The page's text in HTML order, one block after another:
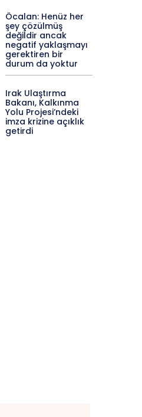
Öcalan: Henüz her
şey çözülmüş
değildir ancak
negatif yaklaşmayı
gerektiren bir
durum da yoktur
Irak Ulaştırma
Bakanı, Kalkınma
Yolu Projesi’ndeki
imza krizine açıklık
getirdi